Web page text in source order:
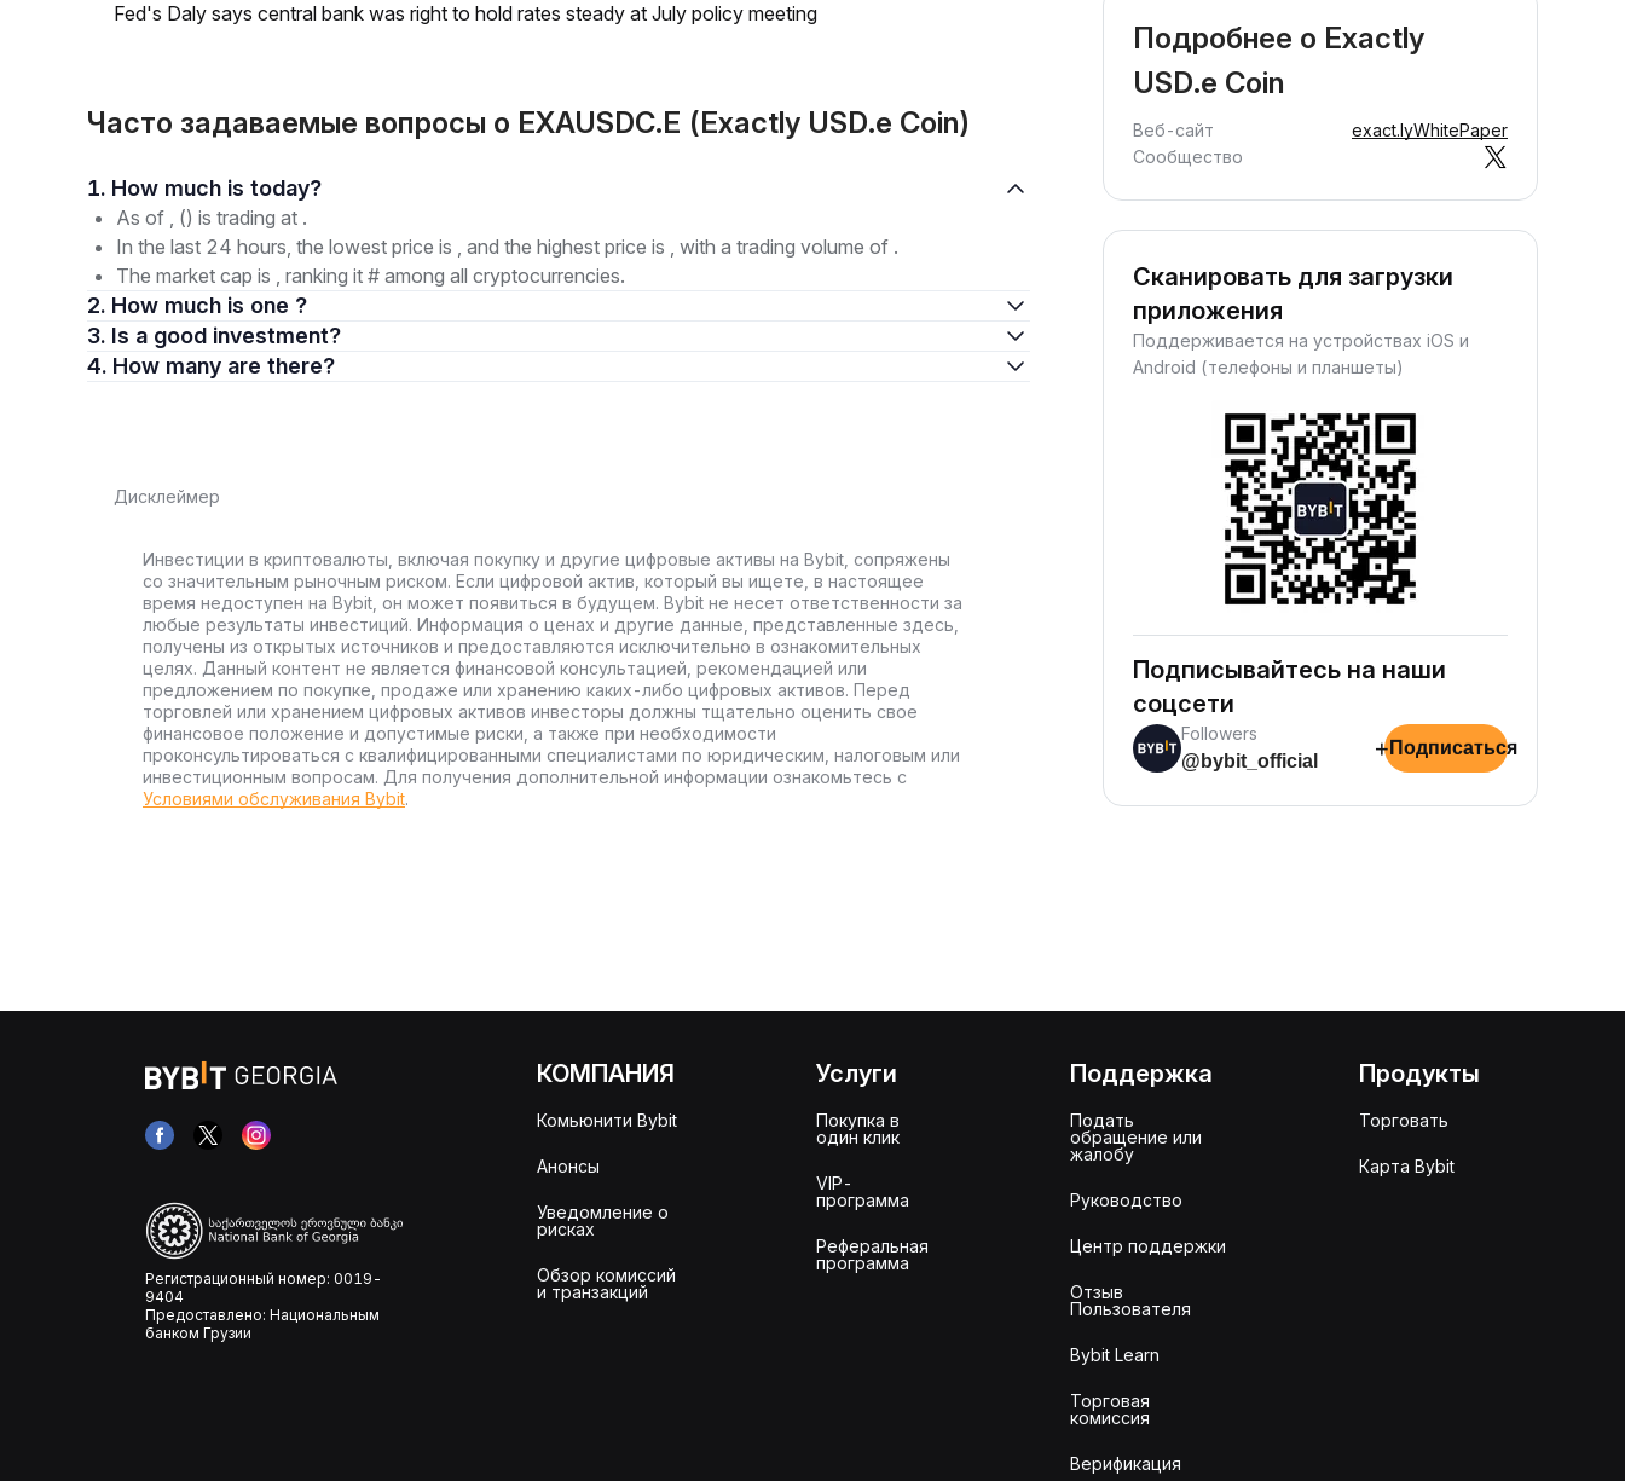
Fed's Daly says central bank was right to hold rates steady at July policy meeting
Часто задаваемые вопросы о EXAUSDC.E (Exactly USD.e Coin)
1. How much is today?
As of , () is trading at .
In the last 24 hours, the lowest price is , and the highest price is , with a trading volume of .
The market cap is , ranking it # among all cryptocurrencies.
2. How much is one ?
3. Is a good investment?
4. How many are there?
Дисклеймер
Инвестиции в криптовалюты, включая покупку и другие цифровые активы на Bybit, сопряжены
со значительным рыночным риском. Если цифровой актив, который вы ищете, в настоящее
время недоступен на Bybit, он может появиться в будущем. Bybit не несет ответственности за
любые результаты инвестиций. Информация о ценах и другие данные, представленные здесь,
получены из открытых источников и предоставляются исключительно в ознакомительных
целях. Данный контент не является финансовой консультацией, рекомендацией или
предложением по покупке, продаже или хранению каких-либо цифровых активов. Перед
торговлей или хранением цифровых активов инвесторы должны тщательно оценить свое
финансовое положение и допустимые риски, а также при необходимости
проконсультироваться с квалифицированными специалистами по юридическим, налоговым или
инвестиционным вопросам. Для получения дополнительной информации ознакомьтесь с
Условиями обслуживания Bybit.
Подробнее о Exactly
USD.e Coin
Веб-сайт exact.lyWhitePaper
Сообщество
Сканировать для загрузки
приложения
Поддерживается на устройствах iOS и
Android (телефоны и планшеты)
Подписывайтесь на наши
соцсети
Followers
@bybit_official
+ Подписаться
Регистрационный номер: 0019-
9404
Предоставлено: Национальным
банком Грузии
КОМПАНИЯ
Комьюнити Bybit
Анонсы
Уведомление о
рисках
Обзор комиссий
и транзакций
Услуги
Покупка в
один клик
VIP-
программа
Реферальная
программа
Поддержка
Подать
обращение или
жалобу
Руководство
Центр поддержки
Отзыв
Пользователя
Bybit Learn
Торговая
комиссия
Верификация
Продукты
Торговать
Карта Bybit